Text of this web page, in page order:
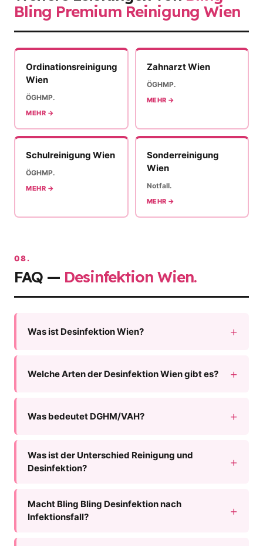
Bling Premium Reinigung Wien
Ordinationsreinigung
Wien
ÖGHMP.
MEHR →
Zahnarzt Wien
ÖGHMP.
MEHR →
Schulreinigung Wien
ÖGHMP.
MEHR →
Sonderreinigung
Wien
Notfall.
MEHR →
08.
FAQ — Desinfektion Wien.
Was ist Desinfektion Wien?
Welche Arten der Desinfektion Wien gibt es?
Was bedeutet DGHM/VAH?
Was ist der Unterschied Reinigung und
Desinfektion?
Macht Bling Bling Desinfektion nach
Infektionsfall?